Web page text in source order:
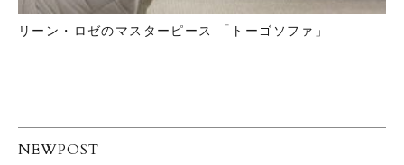
リーン・ロゼのマスターピース 「トーゴソファ」
NEWPOST